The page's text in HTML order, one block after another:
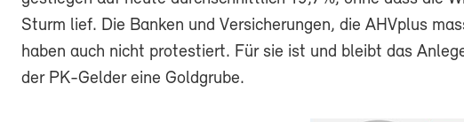
Sturm lief. Die Banken und Versicherungen, die AHVplus
haben auch nicht protestiert. Für sie ist und bleibt das
der PK-Gelder eine Goldgrube.